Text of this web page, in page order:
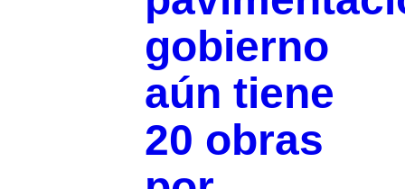
gobierno
aún tiene
20 obras